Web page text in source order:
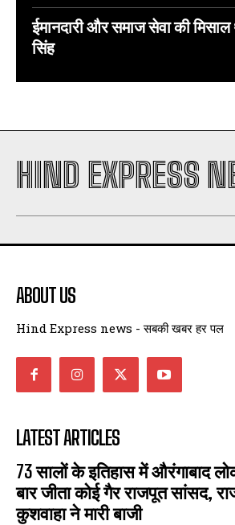
ईमानदारी और समाज सेवा की
सिंह
HIND EXPRESS
ABOUT US
Hind Express news - सबकी खबर हर पल
LATEST ARTICLES
73 सालों के इतिहास में औरंगाबाद
बार जीता कोई गैर राजपूत सांसद,
कुशवाहा ने मारी बाजी